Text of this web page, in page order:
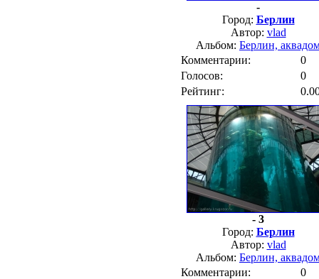
-
Город: Берлин
Автор: vlad
Альбом: Берлин,
Комментарии:
0
Голосов:
0
Рейтинг:
- 3
Город: Берлин
Автор: vlad
Альбом: Берлин,
Комментарии:
0